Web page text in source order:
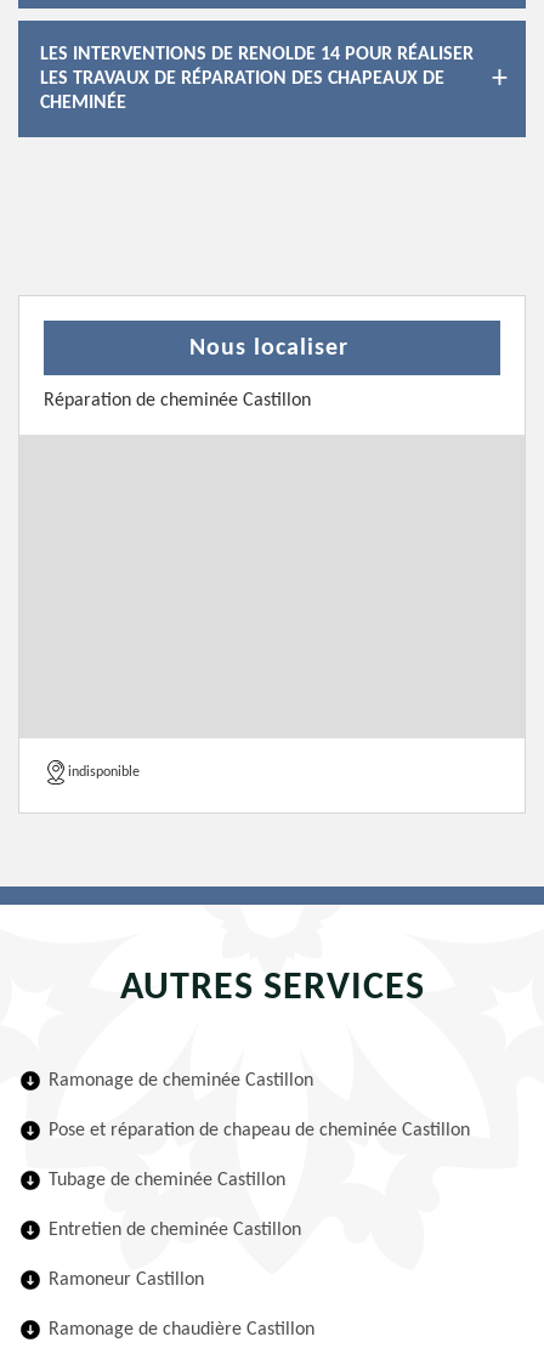
LES INTERVENTIONS DE RENOLDE 14 POUR RÉALISER
LES TRAVAUX DE RÉPARATION DES CHAPEAUX DE
CHEMINÉE
Nous localiser
Réparation de cheminée Castillon
indisponible
AUTRES SERVICES
Ramonage de cheminée Castillon
Pose et réparation de chapeau de cheminée Castillon
Tubage de cheminée Castillon
Entretien de cheminée Castillon
Ramoneur Castillon
Ramonage de chaudière Castillon